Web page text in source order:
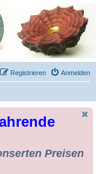
Anmelden
Registrieren
Preisen